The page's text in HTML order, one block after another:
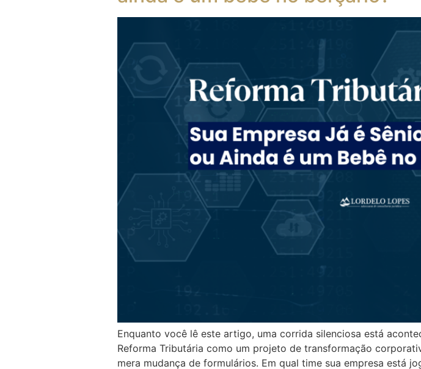
Enquanto você lê este artigo, uma corrida silenciosa está
Reforma Tributária como um projeto de transformação
mera mudança de formulários. Em qual time sua empresa está